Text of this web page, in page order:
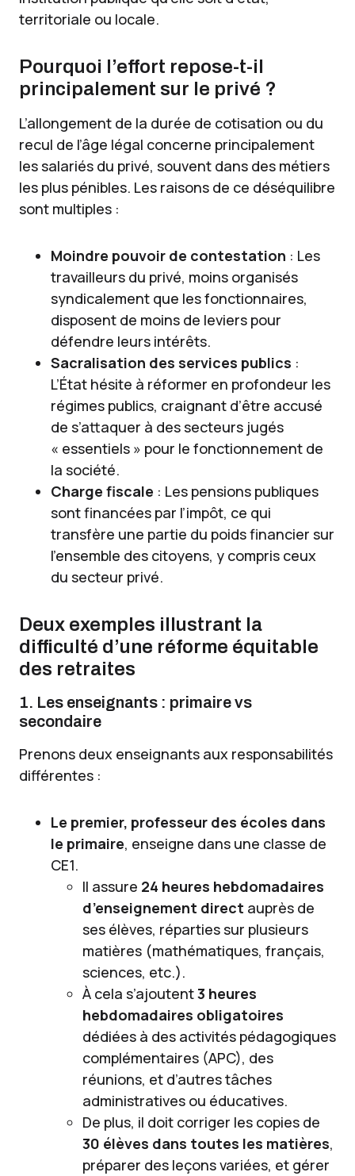
territoriale ou locale.
Pourquoi l’effort repose-t-il
principalement sur le privé ?
L’allongement de la durée de cotisation ou du
recul de l’âge légal concerne principalement
les salariés du privé, souvent dans des métiers
les plus pénibles. Les raisons de ce déséquilibre
sont multiples :
Moindre pouvoir de contestation : Les
travailleurs du privé, moins organisés
syndicalement que les fonctionnaires,
disposent de moins de leviers pour
défendre leurs intérêts.
Sacralisation des services publics :
L’État hésite à réformer en profondeur les
régimes publics, craignant d’être accusé
de s’attaquer à des secteurs jugés
« essentiels » pour le fonctionnement de
la société.
Charge fiscale : Les pensions publiques
sont financées par l’impôt, ce qui
transfère une partie du poids financier sur
l’ensemble des citoyens, y compris ceux
du secteur privé.
Deux exemples illustrant la
difficulté d’une réforme équitable
des retraites
1. Les enseignants : primaire vs
secondaire
Prenons deux enseignants aux responsabilités
différentes :
Le premier, professeur des écoles dans
le primaire, enseigne dans une classe de
CE1.
Il assure 24 heures hebdomadaires
d’enseignement direct auprès de
ses élèves, réparties sur plusieurs
matières (mathématiques, français,
sciences, etc.).
À cela s’ajoutent3 heures
hebdomadaires obligatoires
dédiées à des activités pédagogiques
complémentaires (APC), des
réunions, et d’autres tâches
administratives ou éducatives.
De plus, il doit corriger les copies de
30 élèves dans toutes les matières,
préparer des leçons variées, et gérer